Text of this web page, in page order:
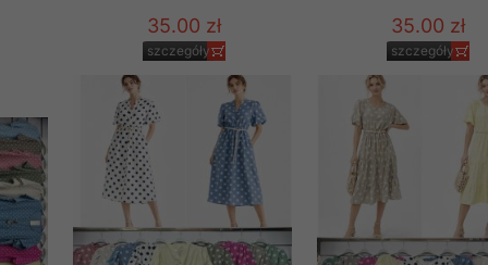
35.00 zł
szczegóły
35.00 zł
szczegóły
29 sierpnia 1997 r. o
przechowujemy na
jedynie uprawnieni
danych w celu
osobom trzecim,
na podstawie